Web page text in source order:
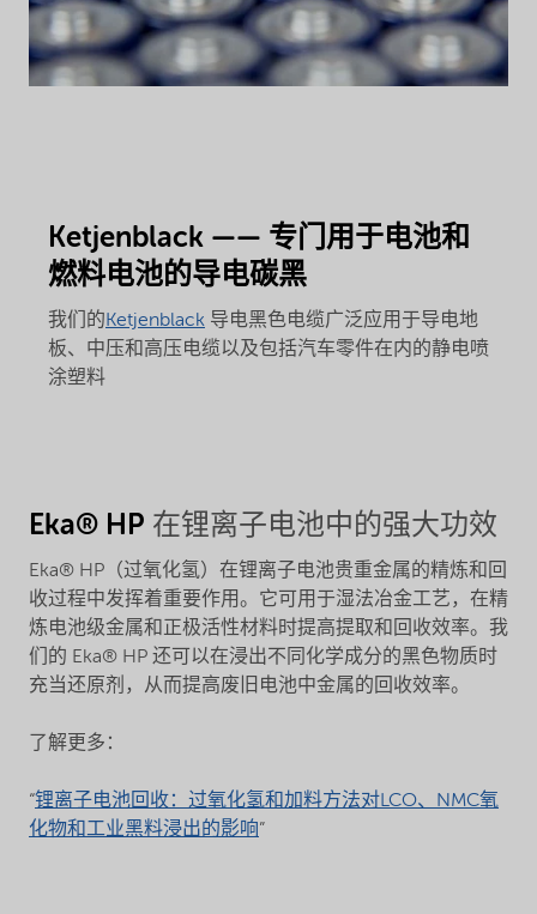
Ketjenblack —— 专门用于电池和
燃料电池的导电碳黑
我们的Ketjenblack 导电黑色电缆广泛应用于导电地
板、中压和高压电缆以及包括汽车零件在内的静电喷
涂塑料
Eka® HP 在锂离子电池中的强大功效
Eka® HP（过氧化氢）在锂离子电池贵重金属的精炼和回
收过程中发挥着重要作用。它可用于湿法冶金工艺，在精
炼电池级金属和正极活性材料时提高提取和回收效率。我
们的 Eka® HP 还可以在浸出不同化学成分的黑色物质时
充当还原剂，从而提高废旧电池中金属的回收效率。
了解更多：
“锂离子电池回收：过氧化氢和加料方法对LCO、NMC氧
化物和工业黑料浸出的影响 ”